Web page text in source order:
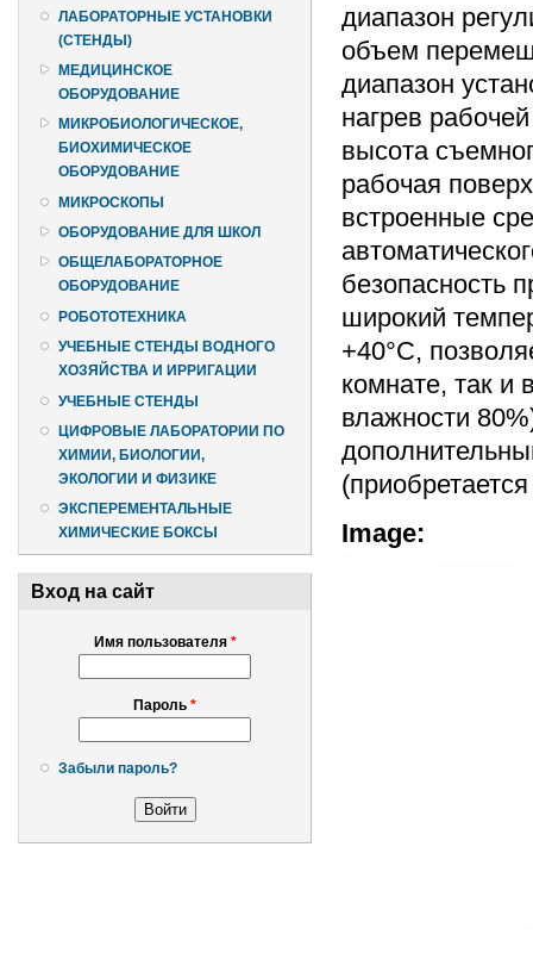
ЛАБОРАТОРНЫЕ УСТАНОВКИ
(СТЕНДЫ)
МЕДИЦИНСКОЕ
ОБОРУДОВАНИЕ
МИКРОБИОЛОГИЧЕСКОЕ,
БИОХИМИЧЕСКОЕ
ОБОРУДОВАНИЕ
МИКРОСКОПЫ
ОБОРУДОВАНИЕ ДЛЯ ШКОЛ
ОБЩЕЛАБОРАТОРНОЕ
ОБОРУДОВАНИЕ
РОБОТОТЕХНИКА
УЧЕБНЫЕ СТЕНДЫ ВОДНОГО
ХОЗЯЙСТВА И ИРРИГАЦИИ
УЧЕБНЫЕ СТЕНДЫ
ЦИФРОВЫЕ ЛАБОРАТОРИИ ПО
ХИМИИ, БИОЛОГИИ,
ЭКОЛОГИИ И ФИЗИКЕ
ЭКСПЕРЕМЕНТАЛЬНЫЕ
ХИМИЧЕСКИЕ БОКСЫ
Вход на сайт
Имя пользователя *
Пароль *
Забыли пароль?
диапазон
объем
диапазон
нагрев
высота
рабочая
встроенные
безопасность
широкий
+40°С,
комнате, так и
влажности
Image: